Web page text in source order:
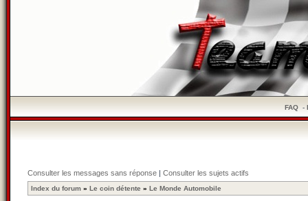
FAQ-
Consulter les messages sans réponse | Consulter les sujets actifs
Index du forum » Le coin détente » Le Monde Automobile